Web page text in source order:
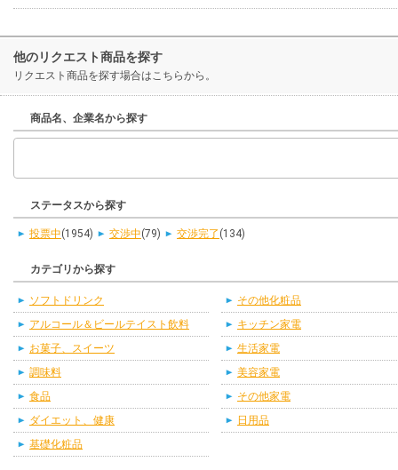
他のリクエスト商品を探す
リクエスト商品を探す場合はこちらから。
商品名、企業名から探す
ステータスから探す
投票中(1954) 交渉中(79) 交渉完了 (134)
カテゴリから探す
ソフトドリンク
アルコール＆ビールテイスト飲料
お菓子、スイーツ
調味料
食品
ダイエット、健康
基礎化粧品
その他化粧品
キッチン家電
生活家電
美容家電
その他家電
日用品